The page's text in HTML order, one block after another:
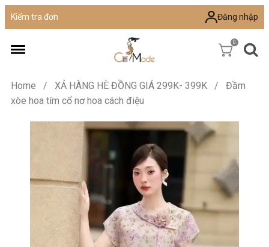
Kiểm tra đơn Đăng nhập
0
Home / XẢ HÀNG HÈ ĐỒNG GIÁ 299K- 399K /
Đầm
xòe hoa tím cổ nơ hoa cách điệu